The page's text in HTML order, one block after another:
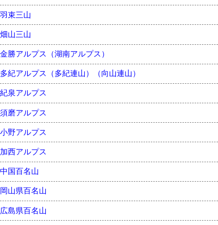
羽束三山
畑山三山
金勝アルプス（湖南アルプス）
多紀アルプス（多紀連山）（向山連山）
紀泉アルプス
須磨アルプス
小野アルプス
加西アルプス
中国百名山
岡山県百名山
広島県百名山